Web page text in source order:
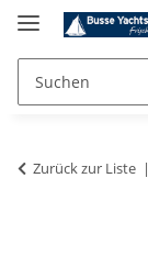
Zurück zur Liste